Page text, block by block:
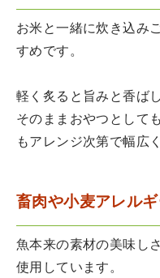
お米と一緒に炊き込み
すめです。
軽く炙ると旨みと香ば
そのままおやつとして
もアレンジ次第で幅広
畜肉や小麦アレル
魚本来の素材の美味し
使用しています。